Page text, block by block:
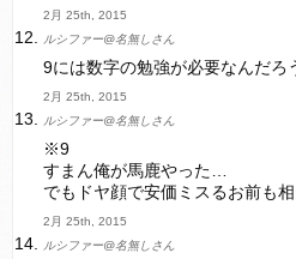
2月 25th, 2015
ルシファー@名無しさん
9には数字の勉強が必要なんだろ
2月 25th, 2015
ルシファー@名無しさん
※9
すまん俺が馬鹿やった…
でもドヤ顔で安価ミスるお前も
2月 25th, 2015
ルシファー@名無しさん